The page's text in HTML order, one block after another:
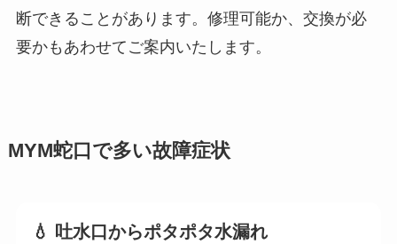
断できることがあります。修理可能か、交換が必
要かもあわせてご案内いたします。
MYM蛇口で多い故障症状
💧 吐水口からポタポタ水漏れ